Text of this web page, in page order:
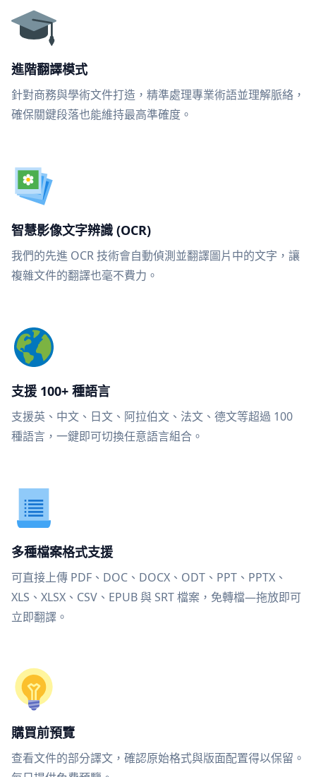
進階翻譯模式
針對商務與學術文件打造，精準處理專業術語並理解脈絡，
確保關鍵段落也能維持最高準確度。
智慧影像文字辨識 (OCR)
我們的先進 OCR 技術會自動偵測並翻譯圖片中的文字，讓
複雜文件的翻譯也毫不費力。
支援 100+ 種語言
支援英、中文、日文、阿拉伯文、法文、德文等超過 100
種語言，一鍵即可切換任意語言組合。
多種檔案格式支援
可直接上傳 PDF、DOC、DOCX、ODT、PPT、PPTX、
XLS、XLSX、CSV、EPUB 與 SRT 檔案，免轉檔—拖放即可
立即翻譯。
購買前預覽
查看文件的部分譯文，確認原始格式與版面配置得以保留。